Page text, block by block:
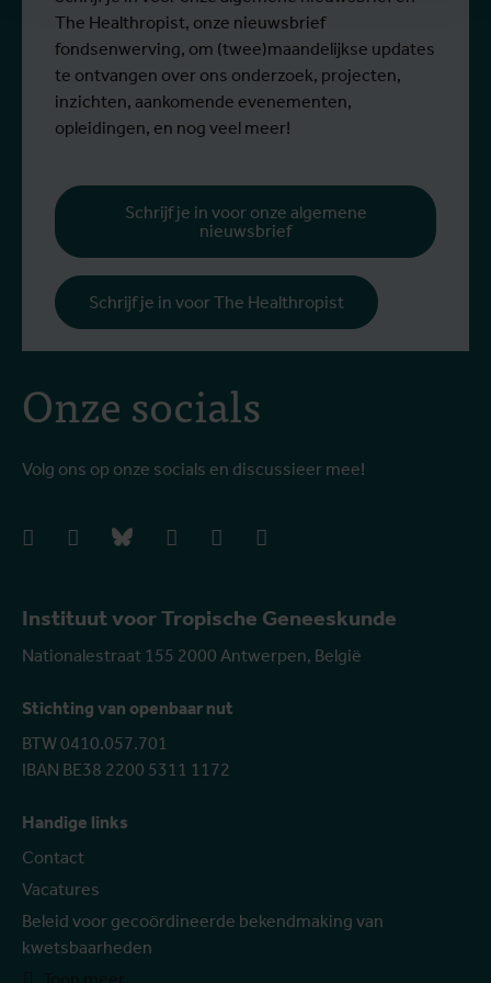
Entomologie, deel aan een opleiding bij
Ecodevelopment in Griekenland, met de
steun van een Erasmus+-mobiliteitsbeurs
voor personeel.
Instituut voor Tropische Geneeskunde
Nationalestraat 155 2000 Antwerpen, België
Stichting van openbaar nut
BTW 0410.057.701
IBAN BE38 2200 5311 1172
Handige links
Contact
Vacatures
Beleid voor gecoördineerde bekendmaking van
kwetsbaarheden
Onze socials
Volg ons op onze socials en discussieer mee!
facebookinstagrambluesky linkedIn youtube
The Healthropist, onze nieuwsbrief
fondsenwerving, om (twee)maandelijkse updates
te ontvangen over ons onderzoek, projecten,
inzichten, aankomende evenementen,
opleidingen, en nog veel meer!
Schrijf je in voor onze algemene
nieuwsbrief
Schrijf je in voor The Healthropist